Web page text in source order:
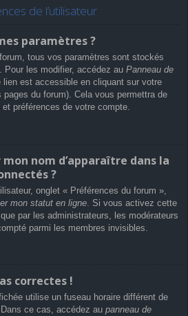
de l’utilisateur
paramètres ?
tous vos paramètres sont stockés
Pour les modifier, accédez au Panneau de
est accessible en cliquant sur votre
pages du forum). Cela vous permettra de
préférences de votre compte.
nom d’apparaître dans la
?
onglet « Préférences du forum »,
mon statut en ligne . Si vous activez cette
par les administrateurs, les modérateurs
parmi les membres invisibles.
correctes !
utilise un fuseau horaire différent de
ce cas, accédez au panneau de